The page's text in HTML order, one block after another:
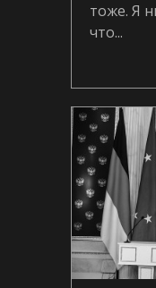
тоже. Я
что...